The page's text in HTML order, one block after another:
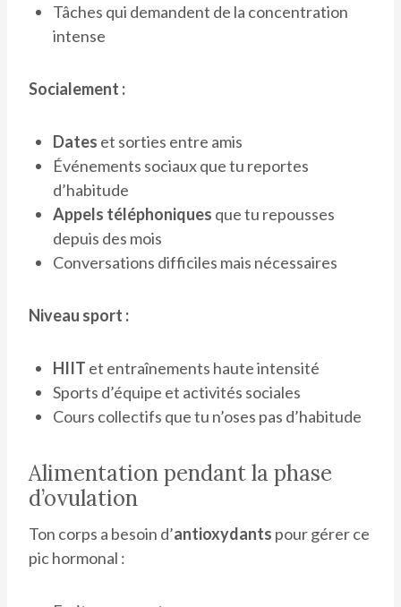
Tâches qui demandent de la concentration
intense
Socialement :
Dates et sorties entre amis
Événements sociaux que tu reportes
d’habitude
Appels téléphoniques que tu repousses
depuis des mois
Conversations difficiles mais nécessaires
Niveau sport :
HIIT et entraînements haute intensité
Sports d’équipe et activités sociales
Cours collectifs que tu n’oses pas d’habitude
Alimentation pendant la phase
d’ovulation
Ton corps a besoin d’antioxydants pour gérer ce
pic hormonal :